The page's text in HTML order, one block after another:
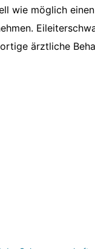
wie möglich
ärztliche